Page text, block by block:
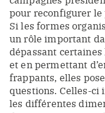
pour reconfigurer le
Si les formes
un rôle important
dépassant
et en permettant
frappants, elles
questions. Celles-ci
les différentes